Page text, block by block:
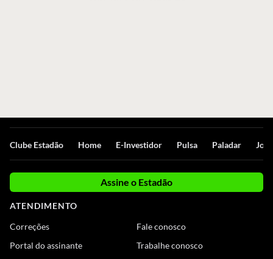
Clube Estadão Home E-Investidor Pulsa Paladar
Assine o Estadão
ATENDIMENTO
Correções
Portal do assinante
Fale conosco
Trabalhe conosco